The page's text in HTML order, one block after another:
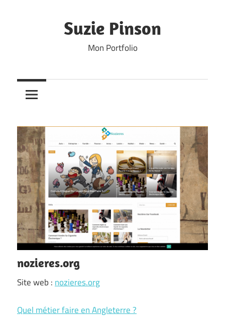
Suzie Pinson
Mon Portfolio
nozieres.org
Site web : nozieres.org
Quel métier faire en Angleterre ?